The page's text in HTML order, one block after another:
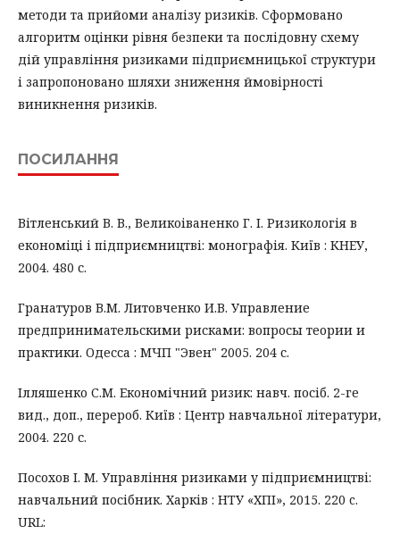
методи та прийоми аналізу ризиків. Сформовано
алгоритм оцінки рівня безпеки та послідовну схему
дій управління ризиками підприємницької структури
і запропоновано шляхи зниження ймовірності
виникнення ризиків.
ПОСИЛАННЯ
Вітленський В. В., Великоіваненко Г. І. Ризикологія в
економіці і підприємництві: монографія. Київ : КНЕУ,
2004. 480 с.
Гранатуров В.М. Литовченко И.В. Управление
предпринимательскими рисками: вопросы теории и
практики. Одесса : МЧП "Эвен" 2005. 204 с.
Ілляшенко С.М. Економічний ризик: навч. посіб. 2-ге
вид., доп., перероб. Київ : Центр навчальної літератури,
2004. 220 с.
Посохов І. М. Управління ризиками у підприємництві:
навчальний посібник. Харків : НТУ «ХПІ», 2015. 220 c.
URL: